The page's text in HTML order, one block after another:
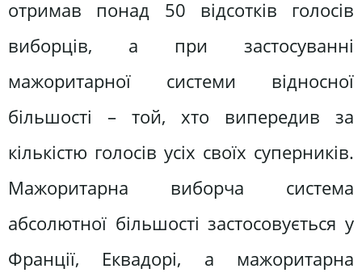
отримав понад 50 відсотків голосів
виборців, а при застосуванні
мажоритарної системи відносної
більшості – той, хто випередив за
кількістю голосів усіх своїх суперників.
Мажоритарна виборча система
абсолютної більшості застосовується у
Франції, Еквадорі, а мажоритарна